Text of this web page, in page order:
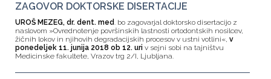
ZAGOVOR DOKTORSKE DISERTACIJE
UROŠ MEZEG, dr. dent. med. bo zagovarjal doktorsko disertacijo z
naslovom »Ovrednotenje površinskih lastnosti ortodontskih nosilcev,
žičnih lokov in njihovih degradacijskih procesov v ustni votlini«, v
ponedeljek 11. junija 2018 ob 12. uri v sejni sobi na tajništvu
Medicinske fakultete, Vrazov trg 2/I, Ljubljana.